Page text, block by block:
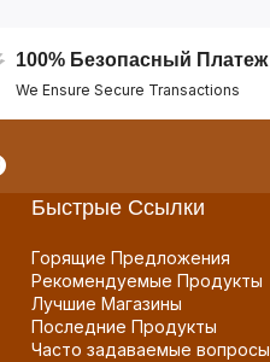
100% Безопасный Платеж
We Ensure Secure Transactions
Быстрые Ссылки
Горящие Предложения
Рекомендуемые Продукты
Лучшие Магазины
Последние Продукты
Часто задаваемые вопросы